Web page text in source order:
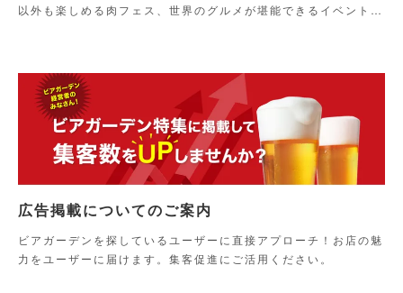
以外も楽しめる肉フェス、世界のグルメが堪能できるイベントま
広告掲載についてのご案内
ビアガーデンを探しているユーザーに直接アプローチ！お店の魅
力をユーザーに届けます。集客促進にご活用ください。